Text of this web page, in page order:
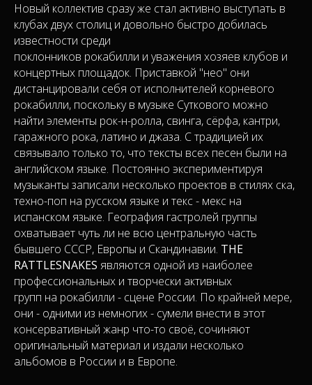
Новый коллектив сразу же стал активно выступать в
клубах двух столиц и довольно быстро добилась
известности среди
поклонников рокабилли и уважения хозяев клубов и
концертных площадок. Приставкой "нео" они
дистанцировали себя от исполнителей корневого
рокабилли, поскольку в музыке Суткового можно
найти элементы рок-н-ролла, свинга, сёрфа, кантри,
гаражного рока, латино и джаза. С традицией их
связывало только то, что тексты всех песен были на
английском языке. Постоянно экспериментируя
музыканты записали несколько проектов в стилях ска,
техно-поп на русском языке и текс - мекс на
испанском языке. География гастролей группы
охватывает чуть ли не всю центральную часть
бывшего СССР, Европы и Скандинавии. THE
RATTLESNAKES являются одной из наиболее
профессиональных и творчески активных
групп на рокабилли - сцене России. По крайней мере,
они - одними из немногих - сумели внести в этот
консервативный жанр что-то своё, сочиняют
оригинальный материал и издали несколько
альбомов в России и в Европе.